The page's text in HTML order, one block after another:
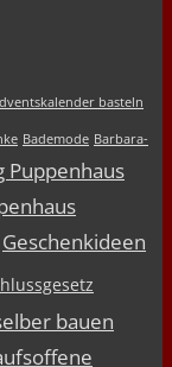
basteln
Bademode Barbara-
Puppenhaus
Geschenkideen
bauen